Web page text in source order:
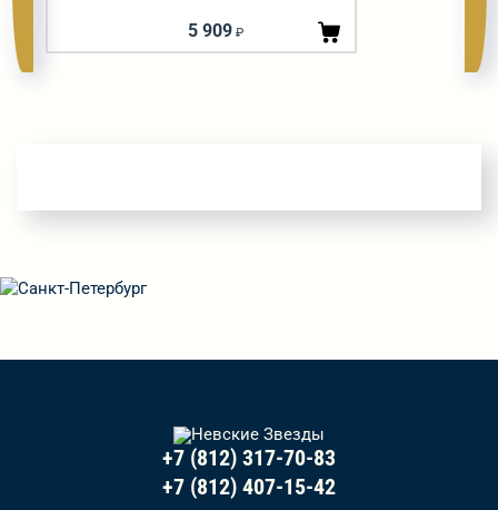
5 909 ₽
+7 (812) 317-70-83
+7 (812) 407-15-42